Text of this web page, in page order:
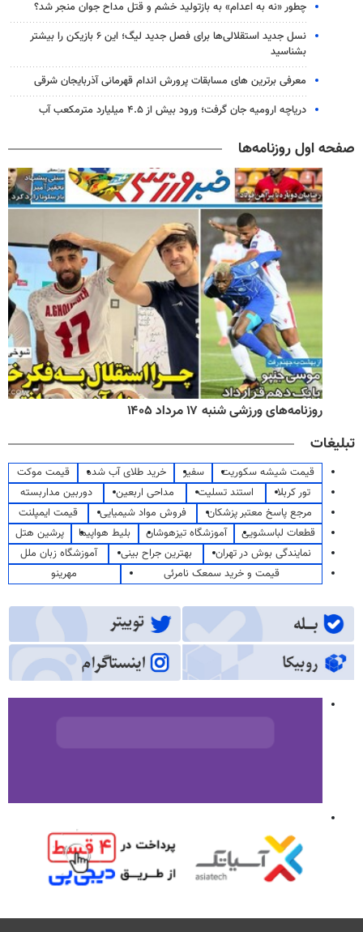
چطور «نه به اعدام» به بازتولید خشم و قتل مداح جوان منجر شد؟
نسل جدید استقلالی‌ها برای فصل جدید لیگ؛ این ۶ بازیکن را بیشتر
بشناسید
معرفی برترین های مسابقات پرورش اندام قهرمانی آذربایجان شرقی
دریاچه ارومیه جان گرفت؛ ورود بیش از ۴.۵ میلیارد مترمکعب آب
صفحه اول روزنامه‌ها
روزنامه‌های ورزشی شنبه ۱۷ مرداد ۱۴۰۵
تبلیغات
قیمت شیشه سکوریت سفیر خرید طلای آب شده
قیمت موکت
تور کربلا
استند تسلیت مداحی اربعین
دوربین مداربسته
مرجع پاسخ معتبر پزشکان
فروش مواد شیمیایی
قیمت ایمپلنت
قطعات لباسشویی
آموزشگاه تیزهوشان بلیط هواپیما
پرشین هتل
نمایندگی بوش در تهران
بهترین جراح بینی
آموزشگاه زبان ملل
قیمت و خرید سمعک نامرئی
مهرینو